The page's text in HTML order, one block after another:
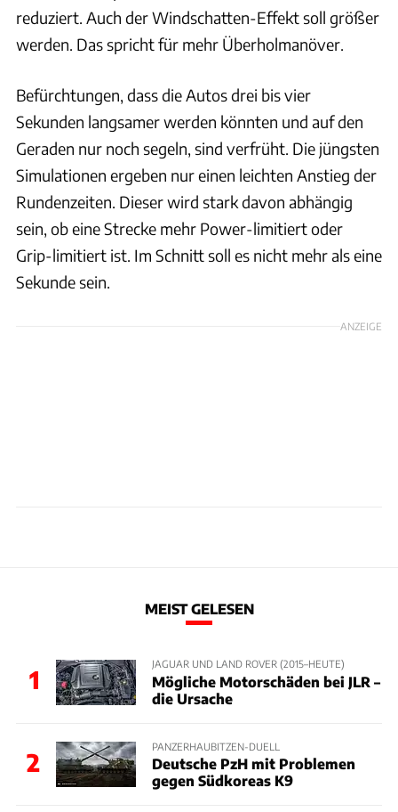
reduziert. Auch der Windschatten-Effekt soll größer
werden. Das spricht für mehr Überholmanöver.
Befürchtungen, dass die Autos drei bis vier
Sekunden langsamer werden könnten und auf den
Geraden nur noch segeln, sind verfrüht. Die jüngsten
Simulationen ergeben nur einen leichten Anstieg der
Rundenzeiten. Dieser wird stark davon abhängig
sein, ob eine Strecke mehr Power-limitiert oder
Grip-limitiert ist. Im Schnitt soll es nicht mehr als eine
Sekunde sein.
ANZEIGE
MEIST GELESEN
1
JAGUAR UND LAND ROVER (2015–HEUTE)
Mögliche Motorschäden bei JLR –
die Ursache
2
PANZERHAUBITZEN-DUELL
Deutsche PzH mit Problemen
gegen Südkoreas K9